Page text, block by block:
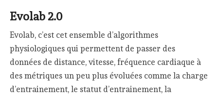
Evolab 2.0
Evolab, c’est cet ensemble d’algorithmes
physiologiques qui permettent de passer des
données de distance, vitesse, fréquence cardiaque à
des métriques un peu plus évoluées comme la charge
d’entrainement, le statut d’entrainement, la